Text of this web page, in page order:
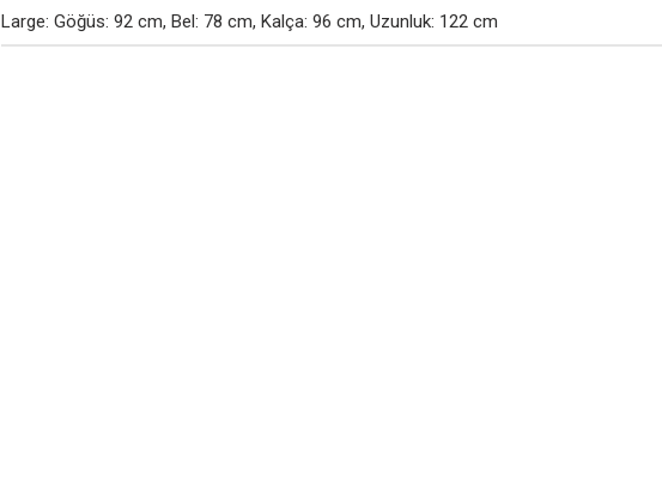
Large: Göğüs: 92 cm, Bel: 78 cm, Kalça: 96 cm, Uzunluk: 122 cm